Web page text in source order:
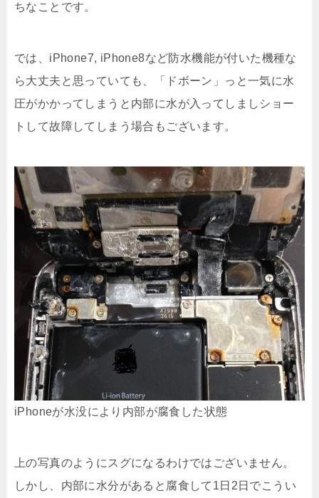
ちなことです。
では、iPhone7, iPhone8など防水機能が付いた機種な
ら大丈夫と思っていても、「ドボーン」っと一気に水
圧がかかってしまうと内部に水が入ってしましショー
トして故障してしまう場合もございます。
iPhoneが水没により内部が腐食した状態
上の写真のようにスグになるわけではございません。
しかし、内部に水分があると腐食して1日2日でこうい